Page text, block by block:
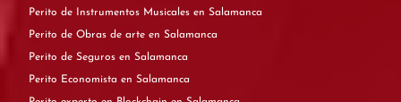
Perito de Instrumentos Musicales en Salamanca
Perito de Obras de arte en Salamanca
Perito de Seguros en Salamanca
Perito Economista en Salamanca